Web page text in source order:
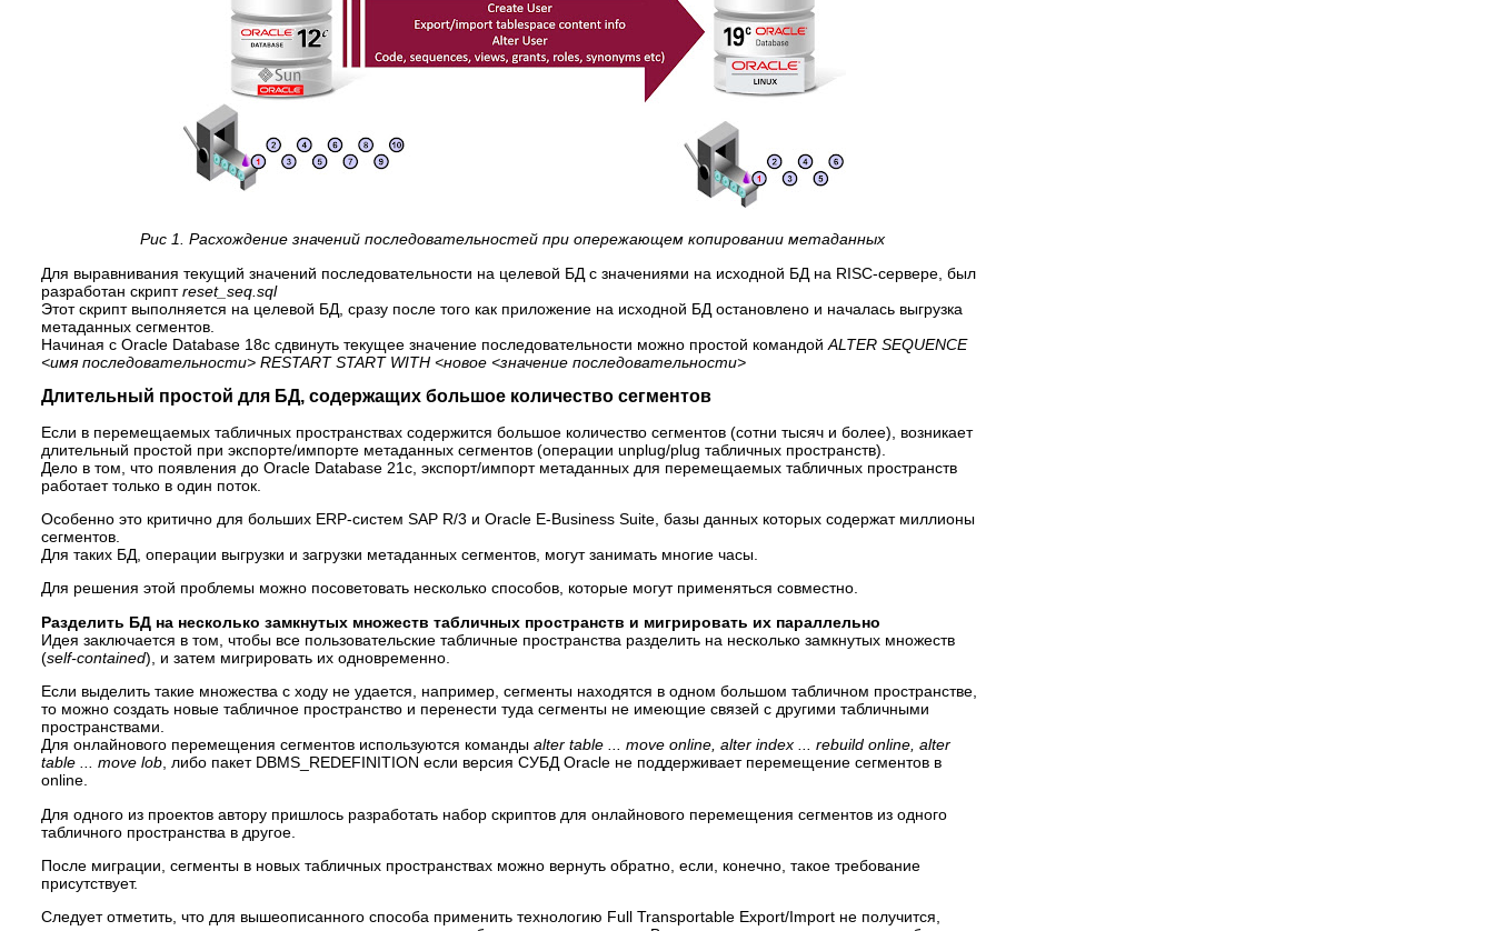
Рис 1. Расхождение значений последовательностей при опережающем копировании метаданных
Для выравнивания текущий значений последовательности на целевой БД с значениями на исходной БД на RISC-сервере, был
разработан скриптreset_seq.sql
Этот скрипт выполняется на целевой БД, сразу после того как приложение на исходной БД остановлено и началась выгрузка
метаданных сегментов.
Начиная с Oracle Database 18c сдвинуть текущее значение последовательности можно простой командой ALTER SEQUENCE
<имя последовательности> RESTART START WITH <новое <значение последовательности>
Длительный простой для БД, содержащих большое количество сегментов
Если в перемещаемых табличных пространствах содержится большое количество сегментов (сотни тысяч и более), возникает
длительный простой при экспорте/импорте метаданных сегментов (операции unplug/plug табличных пространств).
Дело в том, что появления до Oracle Database 21c, экспорт/импорт метаданных для перемещаемых табличных пространств
работает только в один поток.
Особенно это критично для больших ERP-систем SAP R/3 и Oracle E-Business Suite, базы данных которых содержат миллионы
сегментов.
Для таких БД, операции выгрузки и загрузки метаданных сегментов, могут занимать многие часы.
Для решения этой проблемы можно посоветовать несколько способов, которые могут применяться совместно.
Разделить БД на несколько замкнутых множеств табличных пространств и мигрировать их параллельно
Идея заключается в том, чтобы все пользовательские табличные пространства разделить на несколько замкнутых множеств
(self-contained), и затем мигрировать их одновременно.
Если выделить такие множества c ходу не удается, например, сегменты находятся в одном большом табличном пространстве,
то можно создать новые табличное пространство и перенести туда сегменты не имеющие связей с другими табличными
пространствами.
Для онлайнового перемещения сегментов используются команды alter table ... move online, alter index ... rebuild online, alter
table ... move lob, либо пакет DBMS_REDEFINITION если версия СУБД Oracle не поддерживает перемещение сегментов в
online.
Для одного из проектов автору пришлось разработать набор скриптов для онлайнового перемещения сегментов из одного
табличного пространства в другое.
После миграции, сегменты в новых табличных пространствах можно вернуть обратно, если, конечно, такое требование
присутствует.
Следует отметить, что для вышеописанного способа применить технологию Full Transportable Export/Import не получится,